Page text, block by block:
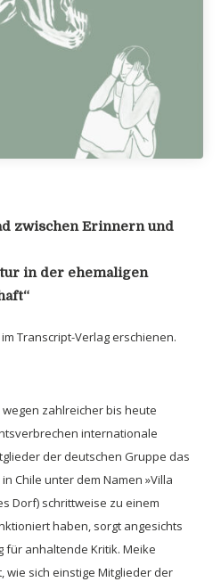
zwischen Erinnern und
in der ehemaligen
Transcript-Verlag erschienen.
zahlreicher bis heute
internationale
der deutschen Gruppe das
Chile unter dem Namen »Villa
Dorf) schrittweise zu einem
haben, sorgt angesichts
anhaltende Kritik. Meike
wie sich einstige Mitglieder der